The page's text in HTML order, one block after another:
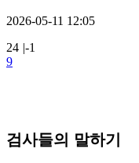
2026-05-11 12:05
24 |-1
9
검사들의 말하기